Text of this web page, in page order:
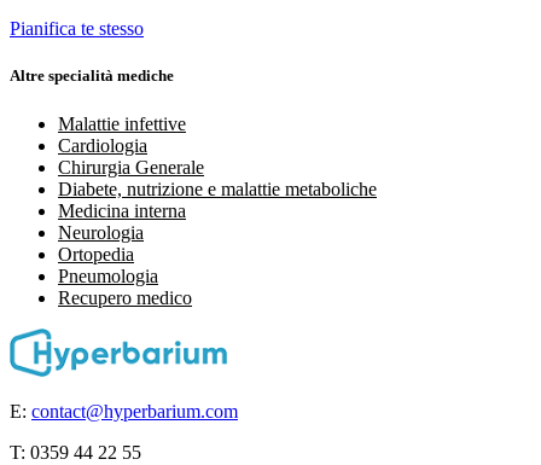
Pianifica te stesso
Altre specialità mediche
Malattie infettive
Cardiologia
Chirurgia Generale
Diabete, nutrizione e malattie metaboliche
Medicina interna
Neurologia
Ortopedia
Pneumologia
⁠Recupero medico
E: contact@hyperbarium.com
T: 0359 44 22 55